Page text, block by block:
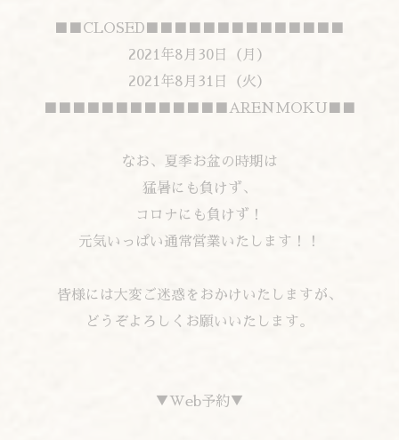
■■CLOSED■■■■■■■■■■■■■■
2021年8月30日（月）
2021年8月31日（火）
■■■■■■■■■■■■■ARENMOKU■■
なお、夏季お盆の時期は
猛暑にも負けず、
コロナにも負けず！
元気いっぱい通常営業いたします！！
皆様には大変ご迷惑をおかけいたしますが、
どうぞよろしくお願いいたします。
▼Web予約▼